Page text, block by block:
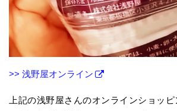
>> 浅野屋オンライン
上記の浅野屋さんのオンラインショッ